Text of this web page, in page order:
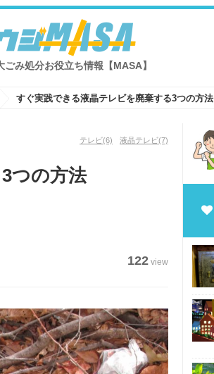
み処分お役立ち情報【MASA】
すぐ実践できる液晶テレビを廃棄する3つの方法
テレビ(6) 液晶テレビ(7)
つの方法
122 view